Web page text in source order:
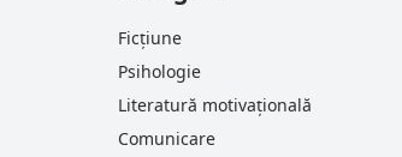
Ficțiune
Psihologie
Literatură motivațională
Comunicare